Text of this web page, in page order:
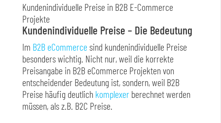
Kundenindividuelle Preise in B2B E-Commerce
Projekte
Kundenindividuelle Preise – Die Bedeutung
Im B2B eCommerce sind kundenindividuelle Preise
besonders wichtig. Nicht nur, weil die korrekte
Preisangabe in B2B eCommerce Projekten von
entscheidender Bedeutung ist, sondern, weil B2B
Preise häufig deutlich komplexerberechnet werden
müssen, als z.B. B2C Preise.